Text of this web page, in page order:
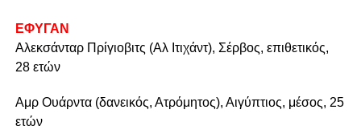
ΕΦΥΓΑΝ
Αλεκσάνταρ Πρίγιοβιτς (Αλ Ιτιχάντ), Σέρβος, επιθετικός,
28 ετών
Αμρ Ουάρντα (δανεικός, Ατρόμητος), Αιγύπτιος, μέσος, 25
ετών